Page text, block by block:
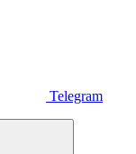
Telegram